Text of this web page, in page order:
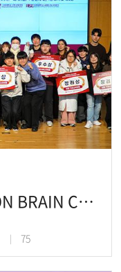
산학교육센터, ‘CRIMSON BRAIN CONGRESS’ 개최해
75